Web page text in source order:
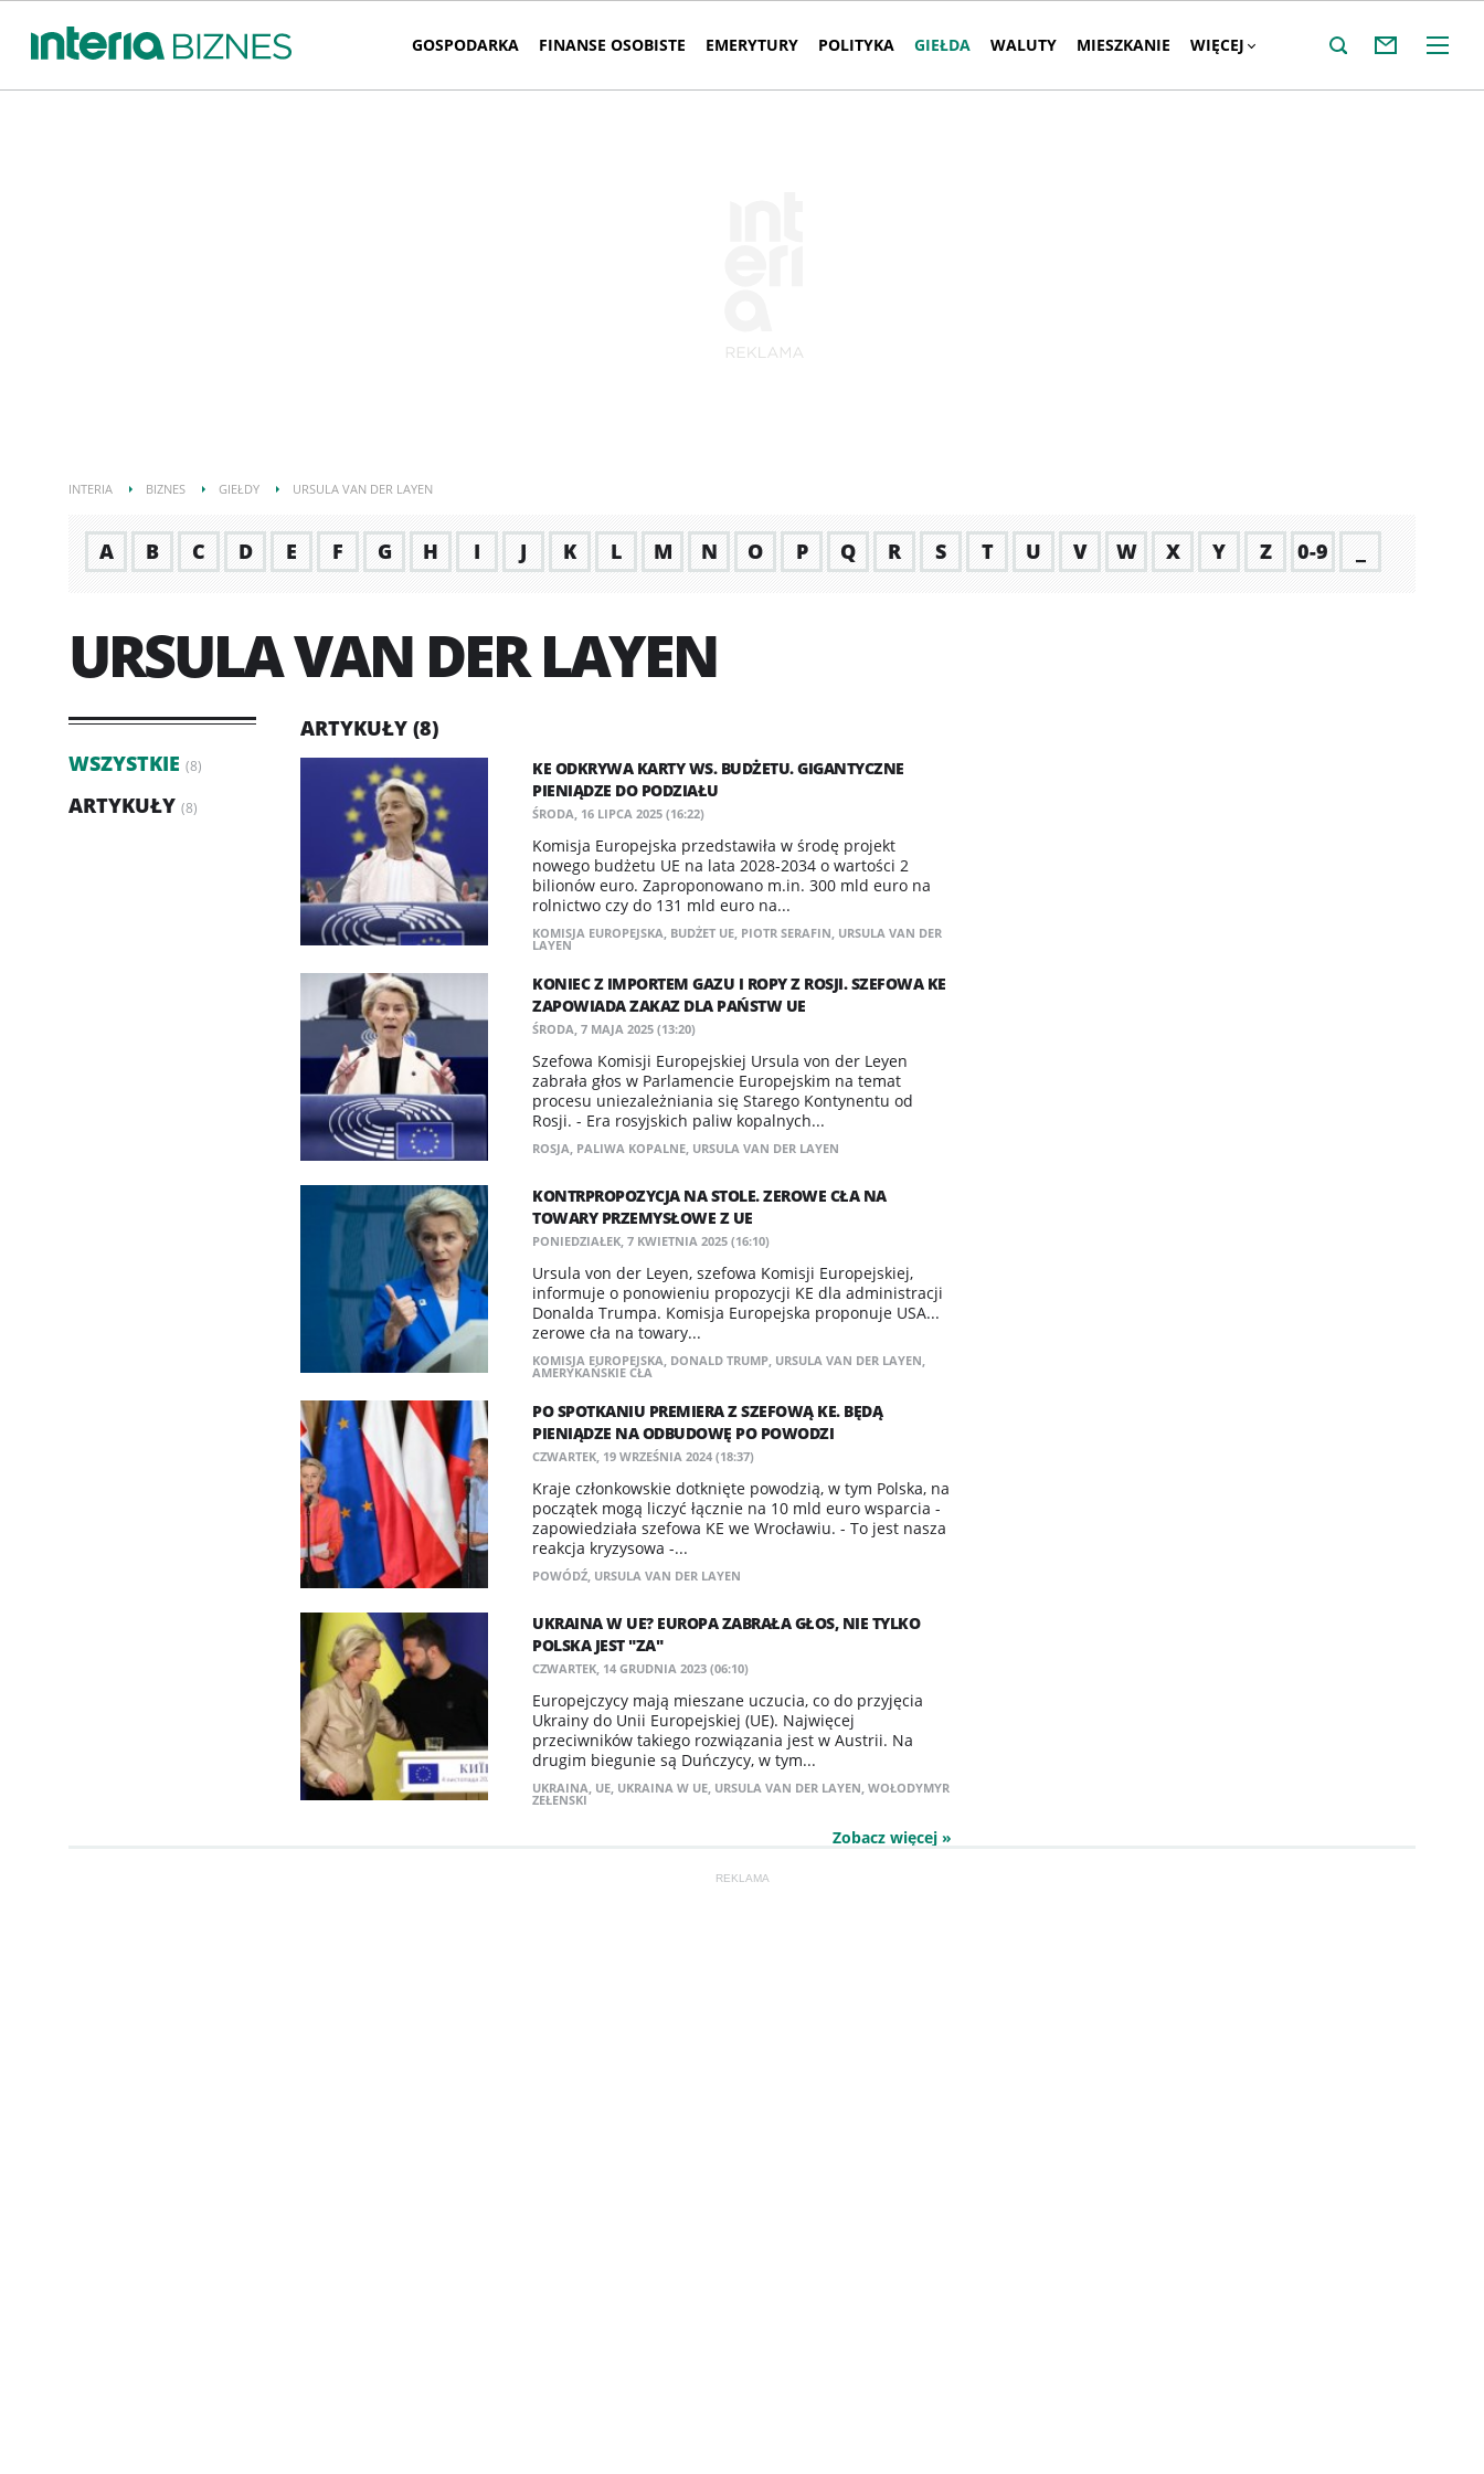
GOSPODARKA FINANSE OSOBISTE EMERYTURY POLITYKA GIEŁDA WALUTY MIESZKANIE WIĘCEJ
INTERIA BIZNES GIEŁDY URSULA VAN DER LAYEN
A B C D E F G H I J K L M N O P Q R S T U V W X Y Z 0-9
URSULA VAN DER LAYEN
WSZYSTKIE (8)
ARTYKUŁY (8)
ARTYKUŁY (8)
KE ODKRYWA KARTY WS. BUDŻETU. GIGANTYCZNE
PIENIĄDZE DO PODZIAŁU
ŚRODA, 16 LIPCA 2025 (16:22)
Komisja Europejska przedstawiła w środę projekt
nowego budżetu UE na lata 2028-2034 o wartości 2
bilionów euro. Zaproponowano m.in. 300 mld euro na
rolnictwo czy do 131 mld euro na...
KOMISJA EUROPEJSKA, BUDŻET UE, PIOTR SERAFIN, URSULA VAN DER
LAYEN
KONIEC Z IMPORTEM GAZU I ROPY Z ROSJI. SZEFOWA KE
ZAPOWIADA ZAKAZ DLA PAŃSTW UE
ŚRODA, 7 MAJA 2025 (13:20)
Szefowa Komisji Europejskiej Ursula von der Leyen
zabrała głos w Parlamencie Europejskim na temat
procesu uniezależniania się Starego Kontynentu od
Rosji. - Era rosyjskich paliw kopalnych...
ROSJA, PALIWA KOPALNE, URSULA VAN DER LAYEN
KONTRPROPOZYCJA NA STOLE. ZEROWE CŁA NA
TOWARY PRZEMYSŁOWE Z UE
PONIEDZIAŁEK, 7 KWIETNIA 2025 (16:10)
Ursula von der Leyen, szefowa Komisji Europejskiej,
informuje o ponowieniu propozycji KE dla administracji
Donalda Trumpa. Komisja Europejska proponuje USA...
zerowe cła na towary...
KOMISJA EUROPEJSKA, DONALD TRUMP, URSULA VAN DER LAYEN,
AMERYKAŃSKIE CŁA
PO SPOTKANIU PREMIERA Z SZEFOWĄ KE. BĘDĄ
PIENIĄDZE NA ODBUDOWĘ PO POWODZI
CZWARTEK, 19 WRZEŚNIA 2024 (18:37)
Kraje członkowskie dotknięte powodzią, w tym Polska, na
początek mogą liczyć łącznie na 10 mld euro wsparcia -
zapowiedziała szefowa KE we Wrocławiu. - To jest nasza
reakcja kryzysowa -...
POWÓDŹ, URSULA VAN DER LAYEN
UKRAINA W UE? EUROPA ZABRAŁA GŁOS, NIE TYLKO
POLSKA JEST "ZA"
CZWARTEK, 14 GRUDNIA 2023 (06:10)
Europejczycy mają mieszane uczucia, co do przyjęcia
Ukrainy do Unii Europejskiej (UE). Najwięcej
przeciwników takiego rozwiązania jest w Austrii. Na
drugim biegunie są Duńczycy, w tym...
UKRAINA, UE, UKRAINA W UE, URSULA VAN DER LAYEN, WOŁODYMYR
ZEŁENSKI
Zobacz więcej »
REKLAMA